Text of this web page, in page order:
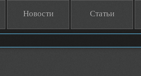
Новости Статьи